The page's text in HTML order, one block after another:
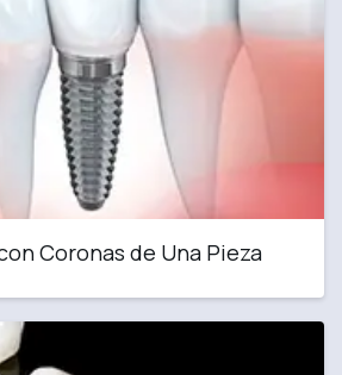
Coronas de Una Pieza